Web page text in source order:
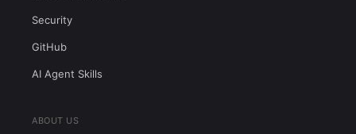
Security
GitHub
AI Agent Skills
ABOUT US